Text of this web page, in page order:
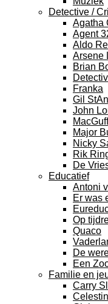
Detective /
Agatha
Agent
Aldo
Arsene
Brian
Franka
Gil
John
Major
Nicky
Rik
De
Educatief
Antoni
Er was
Op
Quaco
De
Een
Familie en
Carry